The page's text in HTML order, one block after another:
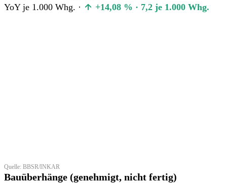
YoY je 1.000 Whg. · +14,08 % · 7,2 je 1.000 Whg.
Quelle: BBSR/INKAR
Bauüberhänge (genehmigt, nicht fertig)